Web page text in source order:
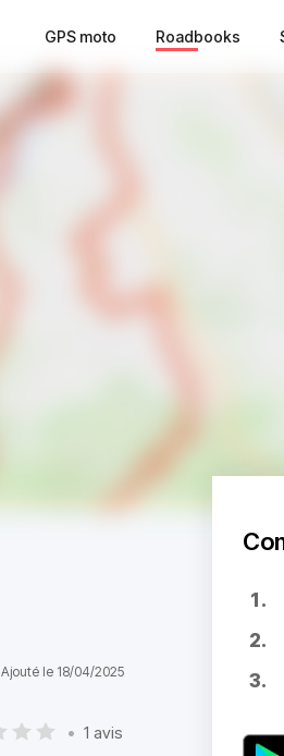
GPS moto Roadbooks
Ajouté le 18/04/2025
• 1 avis